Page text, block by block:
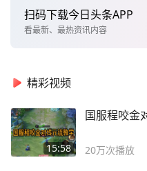
扫码下载今日头条APP
看最新、最热资讯内容
精彩视频
15:58
国服程咬金
20万次播放